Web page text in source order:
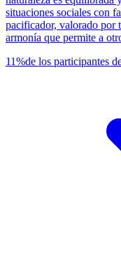
situaciones sociales con
pacificador, valorado por
armonía que permite a
11%de los participantes